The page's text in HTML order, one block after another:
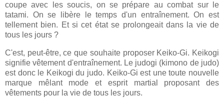
coupe avec les soucis, on se prépare au combat sur le
tatami. On se libère le temps d'un entraînement. On est
tellement bien. Et si cet état se prolongeait dans la vie de
tous les jours ?
C'est, peut-être, ce que souhaite proposer Keiko-Gi. Keikogi
signifie vêtement d'entraînement. Le judogi (kimono de judo)
est donc le Keikogi du judo. Keiko-Gi est une toute nouvelle
marque mêlant mode et esprit martial proposant des
vêtements pour la vie de tous les jours.